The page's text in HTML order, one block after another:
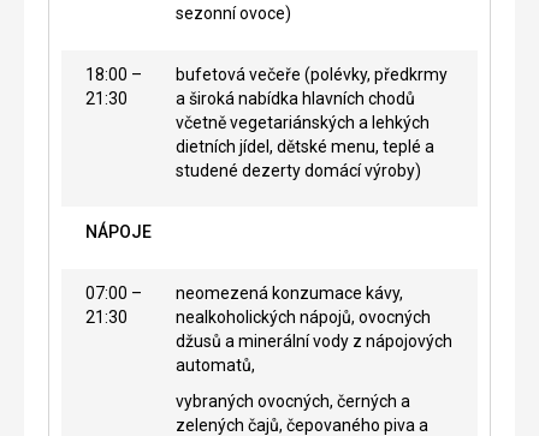
sezonní ovoce)
18:00 –
21:30
bufetová večeře (polévky, předkrmy
a široká nabídka hlavních chodů
včetně vegetariánských a lehkých
dietních jídel, dětské menu, teplé a
studené dezerty domácí výroby)
NÁPOJE
07:00 –
21:30
neomezená konzumace kávy,
nealkoholických nápojů, ovocných
džusů a minerální vody z nápojových
automatů,
vybraných ovocných, černých a
zelených čajů, čepovaného piva a